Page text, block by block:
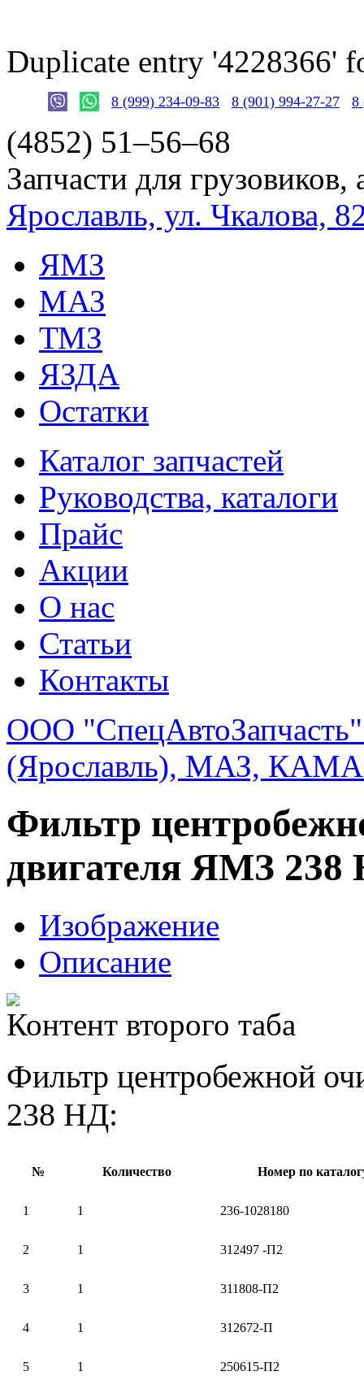
Duplicate entry '4228366'
8 (999) 234-09-83 8 (901) 994-27-27 8
(4852) 51–56–68
Запчасти для грузовиков,
Ярославль, ул. Чкалова,
ЯМЗ
МАЗ
ТМЗ
ЯЗДА
Остатки
Каталог запчастей
Руководства, каталоги
Прайс
Акции
О нас
Статьи
Контакты
ООО
(Ярославль), МАЗ,
Фильтр
двигателя ЯМЗ 238
Изображение
Описание
Контент второго таба
Фильтр центробежной
238 НД:
№ Количество Номер по
1 1 236-1028180
2 1 312497 -П2
3 1 311808-П2
4 1 312672-П
5 1 250615-П2